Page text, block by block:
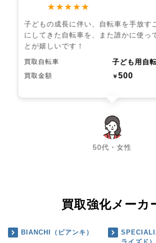
★★★★★
子どもの成長に伴い、自転車を手放す
にしてきた自転車を、また誰かに使っ
とが嬉しいです！
買取自転車 子ども用自
買取金額 ￥500
50代・女性
chevron_left chevron_right
買取強化メーカ
BIANCHI（ビアンキ）